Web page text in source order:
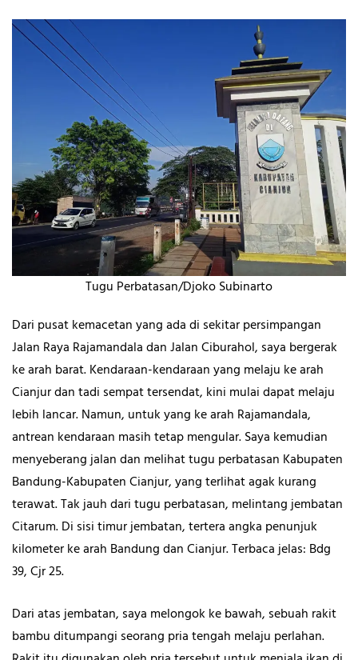
Tugu Perbatasan/Djoko Subinarto
Dari pusat kemacetan yang ada di sekitar persimpangan
Jalan Raya Rajamandala dan Jalan Ciburahol, saya bergerak
ke arah barat. Kendaraan-kendaraan yang melaju ke arah
Cianjur dan tadi sempat tersendat, kini mulai dapat melaju
lebih lancar. Namun, untuk yang ke arah Rajamandala,
antrean kendaraan masih tetap mengular. Saya kemudian
menyeberang jalan dan melihat tugu perbatasan Kabupaten
Bandung-Kabupaten Cianjur, yang terlihat agak kurang
terawat. Tak jauh dari tugu perbatasan, melintang jembatan
Citarum. Di sisi timur jembatan, tertera angka penunjuk
kilometer ke arah Bandung dan Cianjur. Terbaca jelas: Bdg
39, Cjr 25.
Dari atas jembatan, saya melongok ke bawah, sebuah rakit
bambu ditumpangi seorang pria tengah melaju perlahan.